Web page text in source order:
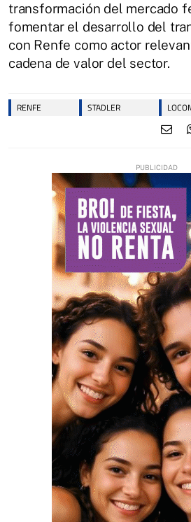
transformación del mercado
fomentar el desarrollo del
con Renfe como actor
cadena de valor del sector.
RENFE STADLER